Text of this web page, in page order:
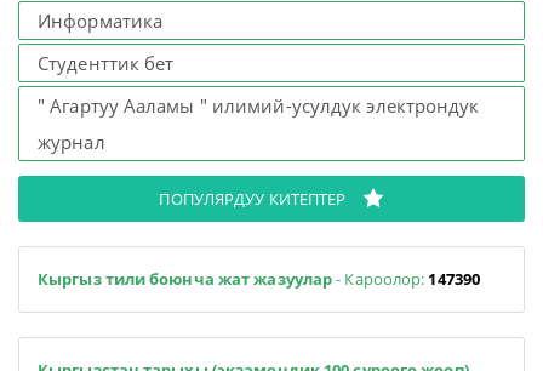
Информатика
Студенттик бет
" Агартуу Ааламы " илимий-усулдук электрондук
журнал
ПОПУЛЯРДУУ КИТЕПТЕР
Кыргыз тили боюнча жат жазуулар- Кароолор: 147390